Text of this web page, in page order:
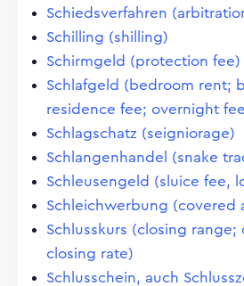
Schiedsverfahren
Schilling (shilling)
Schirmgeld (protection fee)
Schlafgeld (bedroom rent;
residence fee; overnight
Schlagschatz (seigniorage)
Schlangenhandel (snake
Schleusengeld (sluice fee,
Schleichwerbung (covered
Schlusskurs (closing range;
closing rate)
Schlusschein, auch